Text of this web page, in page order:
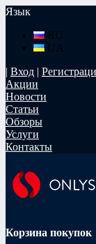
Язык
RU
UA
| Вход |
Акции
Новости
Статьи
Обзоры
Услуги
Контакты
Корзина покупок